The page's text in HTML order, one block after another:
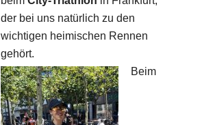
der bei uns natürlich zu den
wichtigen heimischen Rennen
gehört.
Beim